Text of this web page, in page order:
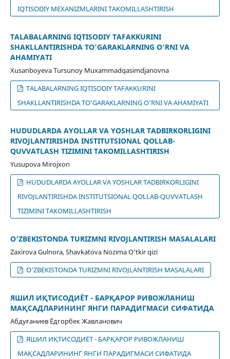
IQTISODIY MEXANIZMLARINI TAKOMILLASHTIRISH
TALABALARNING IQTISODIY TAFAKKURINI
SHAKLLANTIRISHDA TO‘GARAKLARNING O‘RNI VA
AHAMIYATI
Xusanboyeva Tursunoy Muxammadqasimdjanovna
TALABALARNING IQTISODIY TAFAKKURINI
SHAKLLANTIRISHDA TO‘GARAKLARNING O‘RNI VA AHAMIYATI
HUDUDLARDA AYOLLAR VA YOSHLAR TADBIRKORLIGINI
RIVOJLANTIRISHDA INSTITUTSIONAL QOʻLLAB-
QUVVATLASH TIZIMINI TAKOMILLASHTIRISH
Yusupova Mirojxon
HUDUDLARDA AYOLLAR VA YOSHLAR TADBIRKORLIGINI
RIVOJLANTIRISHDA INSTITUTSIONAL QOʻLLAB-QUVVATLASH
TIZIMINI TAKOMILLASHTIRISH
O‘ZBEKISTONDA TURIZMNI RIVOJLANTIRISH MАSALALARI
Zaxirova Gulnora, Shavkatova Nozima O‘tkir qizi
O‘ZBEKISTONDA TURIZMNI RIVOJLANTIRISH MАSALALARI
ЯШИЛ ИҚТИСОДИЁТ - БАРҚАРОР РИВОЖЛАНИШ
МАҚСАДЛАРИНИНГ ЯНГИ ПАРАДИГМАСИ СИФАТИДА
Абдуғаниев Ёдгорбек Жавланович
ЯШИЛ ИҚТИСОДИЁТ - БАРҚАРОР РИВОЖЛАНИШ
МАҚСАДЛАРИНИНГ ЯНГИ ПАРАДИГМАСИ СИФАТИДА